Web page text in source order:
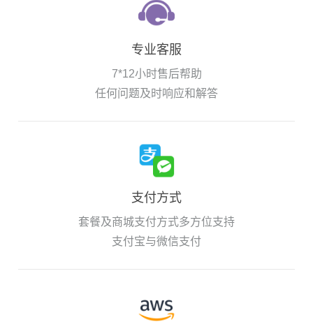
专业客服
7*12小时售后帮助
任何问题及时响应和解答
支付方式
套餐及商城支付方式多方位支持
支付宝与微信支付